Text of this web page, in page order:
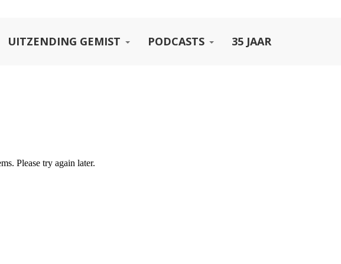
UITZENDING GEMIST PODCASTS 35 JAAR